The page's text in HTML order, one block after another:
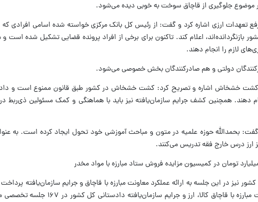
موضوع جلوگیری از قاچاق سوخت به خوبی دیده می‌شود.
تعهدات ارزی اشاره کرد و گفت: از رئیس کل بانک مرکزی خواسته شده اسامی افرادی که
بازنگردانده‌اند، اعلام کند. تاکنون برای برخی از افراد پرونده قضایی تشکیل شده است
لازم را انجام دهند.
دولتی و هم صادرکنندگان بخش خصوصی می‌شود.
کشت خشخاش اشاره و تصریح کرد: کشت خشخاش در کشور طبق قانون ممنوع است و
دهند. همچنین کشف جرایم سازمان‌یافته نیز باید با هماهنگی و کمک مسئولین ذی‌ربط
بحمدالله حوزه علمیه در متون و مباحث آموزشی خود تحول ایجاد کرده است. به
ارز درس خارج فقه تدریس می‌کنند.
نیز در این جلسه به ارائه عملکرد معاونت مبارزه با قاچاق و جرایم سازمان‌یافته
در شش‌ماهه ابتدایی سال جاری، معاونت مبارزه با قاچاق کالا، ارز و جرایم